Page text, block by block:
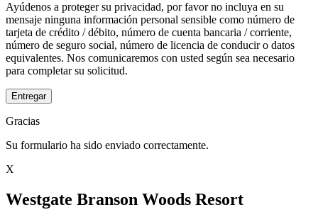
Ayúdenos a proteger su privacidad, por favor no incluya en su
mensaje ninguna información personal sensible como número de
tarjeta de crédito / débito, número de cuenta bancaria / corriente,
número de seguro social, número de licencia de conducir o datos
equivalentes. Nos comunicaremos con usted según sea necesario
para completar su solicitud.
Entregar
Gracias
Su formulario ha sido enviado correctamente.
X
Westgate Branson Woods Resort